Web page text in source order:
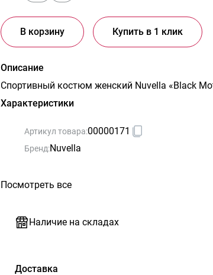
В корзину Купить в 1 клик
Описание
Спортивный костюм женский Nuvella «Black
Характеристики
Артикул товара:00000171
Бренд:Nuvella
Посмотреть все
Наличие на складах
Доставка